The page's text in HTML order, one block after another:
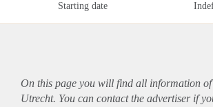
Starting date
On this page you will find all information
Utrecht. You can contact the advertiser if